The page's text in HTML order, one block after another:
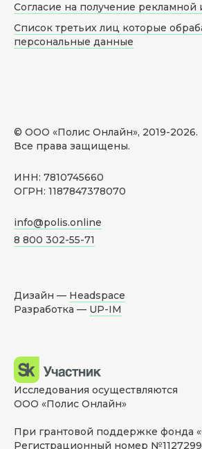
© ООО «Полис Онлайн», 2019-2026.
Все права защищены.
ИНН: 7810745660
ОГРН: 1187847378070
info@polis.online
8 800 302-55-71
Согласие на получение
Список третьих лиц которые
персональные данные
Дизайн — Headspace
Разработка — UP-IM
Исследования осуществляются
ООО «Полис Онлайн»
При грантовой поддержке фонда
Регистрационный номер №1127299